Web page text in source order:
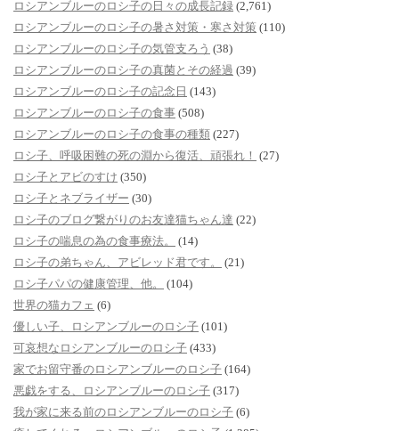
ロシアンブルーのロシ子の日々の成長記録 (2,761)
ロシアンブルーのロシ子の暑さ対策・寒さ対策 (110)
ロシアンブルーのロシ子の気管支ろう (38)
ロシアンブルーのロシ子の真菌とその経過 (39)
ロシアンブルーのロシ子の記念日 (143)
ロシアンブルーのロシ子の食事 (508)
ロシアンブルーのロシ子の食事の種類 (227)
ロシ子、呼吸困難の死の淵から復活、頑張れ！ (27)
ロシ子とアビのすけ (350)
ロシ子とネブライザー (30)
ロシ子のブログ繋がりのお友達猫ちゃん達 (22)
ロシ子の喘息の為の食事療法。
(14)
ロシ子の弟ちゃん、アビレッド君です。
(21)
ロシ子パパの健康管理、他。
(104)
世界の猫カフェ (6)
優しい子、ロシアンブルーのロシ子 (101)
可哀想なロシアンブルーのロシ子 (433)
家でお留守番のロシアンブルーのロシ子 (164)
悪戯をする、ロシアンブルーのロシ子 (317)
我が家に来る前のロシアンブルーのロシ子 (6)